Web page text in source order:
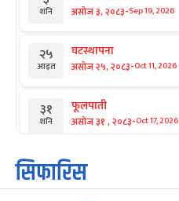
शनि असोज ३, २०८३-Sep 19, 2026
२५
आइत
घटस्थापना
असोज २५, २०८३-Oct 11, 2026
३१
शनि
फूलपाती
असोज ३१ , २०८३-Oct 17, 2026
१
आइत
कार्तिक सङ्क्रान्ति
कार्तिक १, २०८३
सिफारिस